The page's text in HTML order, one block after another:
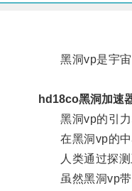
黑洞vp是宇宙
hd18co黑洞加速
黑洞vp的引力
在黑洞vp的中心
人类通过探测卫
虽然黑洞vp带